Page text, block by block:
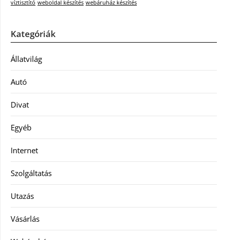
víztisztító weboldal készítés webáruház készítés
Kategóriák
Állatvilág
Autó
Divat
Egyéb
Internet
Szolgáltatás
Utazás
Vásárlás